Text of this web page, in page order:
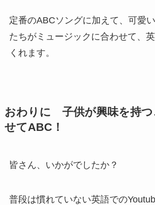
定番のABCソングに加えて、可愛
たちがミュージックに合わせて、
くれます。
おわりに 子供が興味を持つ
せてABC！
皆さん、いかがでしたか？
普段は慣れていない英語での